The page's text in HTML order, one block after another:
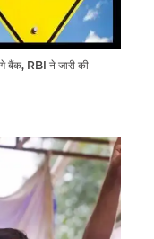
RBI ने जारी की